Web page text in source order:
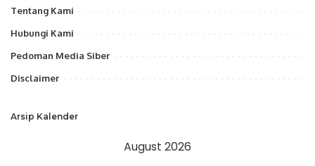
Tentang Kami
Hubungi Kami
Pedoman Media Siber
Disclaimer
Arsip Kalender
August 2026